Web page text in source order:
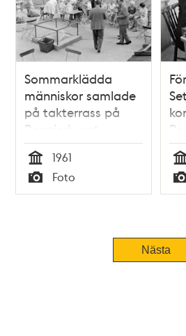
Sommarklädda
människor samlade
på takterrass på
Bonnierhuset,
Sveavägen 56
Tid
1961
Typ
Foto Tid
Typ
Nästa